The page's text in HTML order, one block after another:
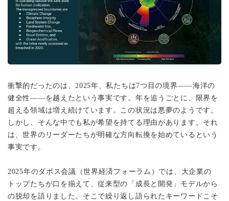
衝撃的だったのは、2025年、私たちは7つ目の境界——海洋の
健全性——を越えたという事実です。年を追うごとに、限界を
超える領域は増え続けています。この状況は悪夢のようです。
しかし、そんな中でも私が希望を持てる理由があります。それ
は、世界のリーダーたちが明確な方向転換を始めているという
事実です。
2025年のダボス会議（世界経済フォーラム）では、大企業の
トップたちが口を揃えて、従来型の「成長と開発」モデルから
の脱却を語りました。そこで繰り返し語られたキーワードこそ